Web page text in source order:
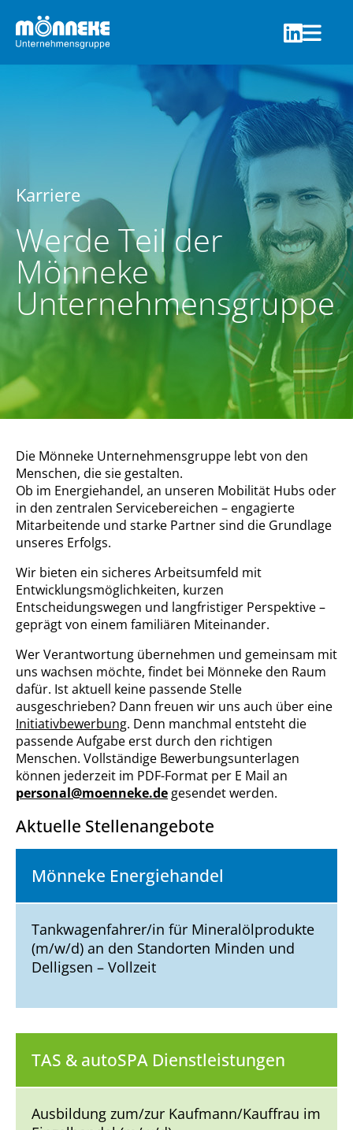
Karriere
Werde Teil der
Mönneke
Unternehmensgruppe
Die Mönneke Unternehmensgruppe lebt von den
Menschen, die sie gestalten.
Ob im Energiehandel, an unseren Mobilität Hubs oder
in den zentralen Servicebereichen – engagierte
Mitarbeitende und starke Partner sind die Grundlage
unseres Erfolgs.
Wir bieten ein sicheres Arbeitsumfeld mit
Entwicklungsmöglichkeiten, kurzen
Entscheidungswegen und langfristiger Perspektive –
geprägt von einem familiären Miteinander.
Wer Verantwortung übernehmen und gemeinsam mit
uns wachsen möchte, findet bei Mönneke den Raum
dafür. Ist aktuell keine passende Stelle
ausgeschrieben? Dann freuen wir uns auch über eine
Initiativbewerbung. Denn manchmal entsteht die
passende Aufgabe erst durch den richtigen
Menschen. Vollständige Bewerbungsunterlagen
können jederzeit im PDF-Format per E Mail an
personal@moenneke.de gesendet werden.
Aktuelle Stellenangebote
Mönneke Energiehandel
Tankwagenfahrer/in für Mineralölprodukte
(m/w/d) an den Standorten Minden und
Delligsen – Vollzeit
TAS & autoSPA Dienstleistungen
Ausbildung zum/zur Kaufmann/Kauffrau im